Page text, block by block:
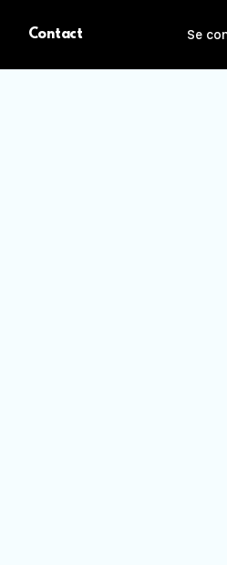
Contact Se